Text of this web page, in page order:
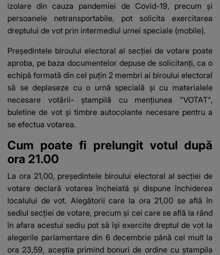
izolare din cauza pandemiei de Covid-19, precum şi
persoanele netransportabile, pot solicita exercitarea
dreptului de vot prin intermediul urnei speciale (mobile).
Preşedintele biroului electoral al secţiei de votare poate
aproba, pe baza documentelor depuse de solicitanţi, ca o
echipă formată din cel puţin 2 membri ai biroului electoral
să se deplaseze cu o urnă specială şi cu materialele
necesare votării- ştampilă cu menţiunea "VOTAT",
buletine de vot şi timbre autocolante necesare pentru a
se efectua votarea.
Cum poate fi prelungit votul după
ora 21.00
La ora 21,00, preşedintele biroului electoral al secţiei de
votare declară votarea încheiată şi dispune închiderea
localului de vot. Alegătorii care la ora 21,00 se află în
sediul secţiei de votare, precum şi cei care se află la rând
în afara acestui sediu pot să îşi exercite dreptul de vot la
alegerile parlamentare din 6 decembrie până cel mult la
ora 23,59, aceştia primind bonuri de ordine cu ştampila